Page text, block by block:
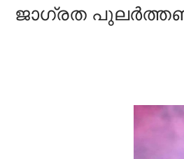
ജാഗ്രത